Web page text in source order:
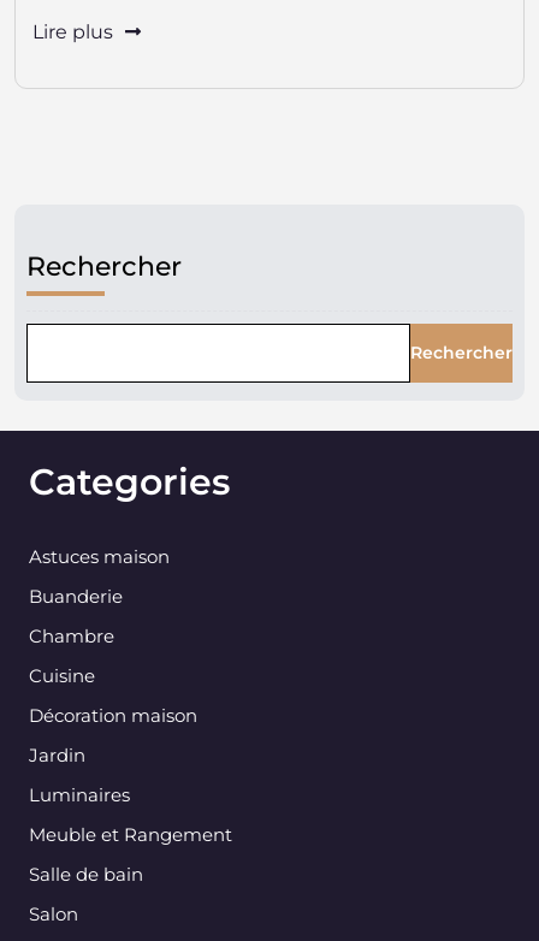
Lire plus
Rechercher
Rechercher
Categories
Astuces maison
Buanderie
Chambre
Cuisine
Décoration maison
Jardin
Luminaires
Meuble et Rangement
Salle de bain
Salon